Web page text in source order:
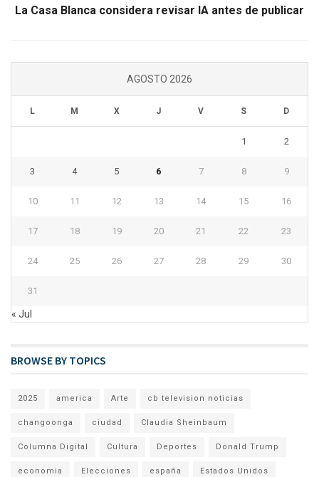
La Casa Blanca considera revisar IA antes de publicar
AGOSTO 2026
L M X J V S D
1 2
3 4 5 6 7 8 9
10 11 12 13 14 15 16
17 18 19 20 21 22 23
24 25 26 27 28 29 30
31
« Jul
BROWSE BY TOPICS
2025 america Arte cb television noticias
changoonga ciudad Claudia Sheinbaum
Columna Digital Cultura Deportes Donald Trump
economia Elecciones españa Estados Unidos